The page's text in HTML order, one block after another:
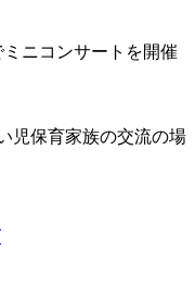
ニコンサートを開催
児保育家族の交流の場